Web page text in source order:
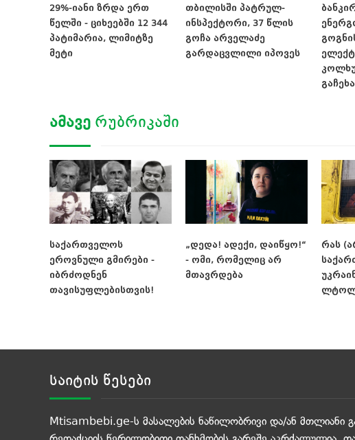
29%-იანი ზრდა ერთ
წელში - ციხეებში 12 344
პატიმარია, ლიმიტზე
მეტი
თბილისში პატრულ-
ინსპექტორი, 37 წლის
გოჩა არველაძე
გარდაცვლილი იპოვეს
ᲐᲛᲐᲕᲔ ᲠᲣᲑᲠᲘᲙᲐᲨᲘ
საქართველოს
ეროვნული გმირები -
იბრძოდნენ
თავისუფლებისთვის!
„დედა! ადექი, დაიწყო!“
- ომი, რომელიც არ
მთავრდება
რას
საიტის წესები
Mtisambebi.ge-ს მასალების ნაწილობრივი და/ან მთლიანი